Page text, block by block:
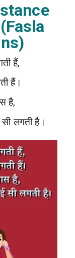
हैं,
हैं।
है,
लगती है।